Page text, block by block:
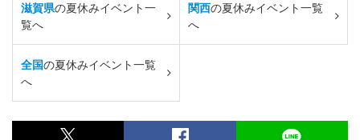
滋賀県の夏休みイベント一
覧へ
関西の夏休みイベント一覧
へ
全国の夏休みイベント一覧
へ